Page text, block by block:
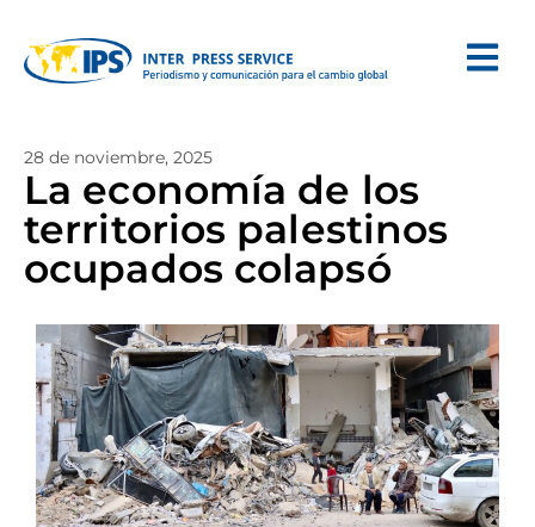
28 de noviembre, 2025
La economía de los
territorios palestinos
ocupados colapsó